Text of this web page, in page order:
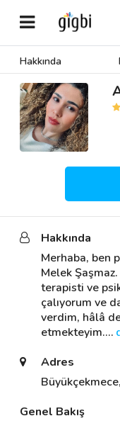
Anasayfa
Giriş Yap
Kayıt Ol
🎈 Biz Kimiz?
Nasıl Çalışır?
Müşteri
Destek
Hakkında
Hakkında
Merhaba, ben
Melek
terapisti ve
çalıyorum ve
verdim, hâlâ
etmekteyim.…
Adres
Genel Bakış